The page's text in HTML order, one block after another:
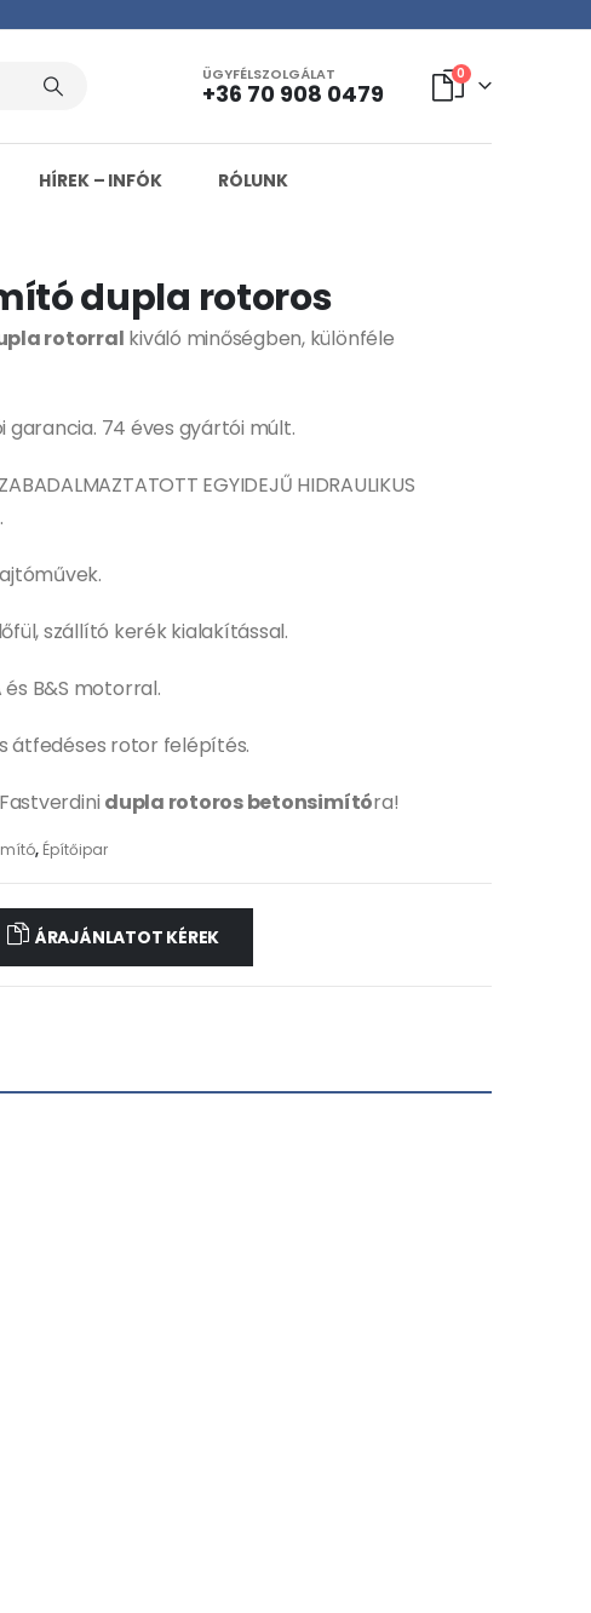
ÜGYFÉLSZOLGÁLAT
+36 70 908 0479
0
HÍREK – INFÓK RÓLUNK
dupla rotoros
rotorral kiváló minőségben, különféle
garancia. 74 éves gyártói múlt.
EGYIDEJŰ HIDRAULIKUS
szállító kerék kialakítással.
és B&S motorral.
átfedéses rotor felépítés.
dupla rotoros betonsimítóra!
, Építőipar
ÁRAJÁNLATOT KÉREK